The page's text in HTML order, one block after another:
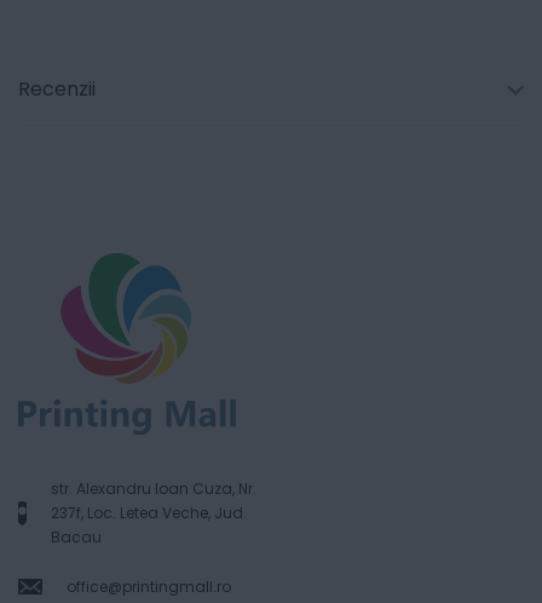
Recenzii
str. Alexandru Ioan Cuza, Nr.
237f, Loc. Letea Veche, Jud.
Bacau
office@printingmall.ro